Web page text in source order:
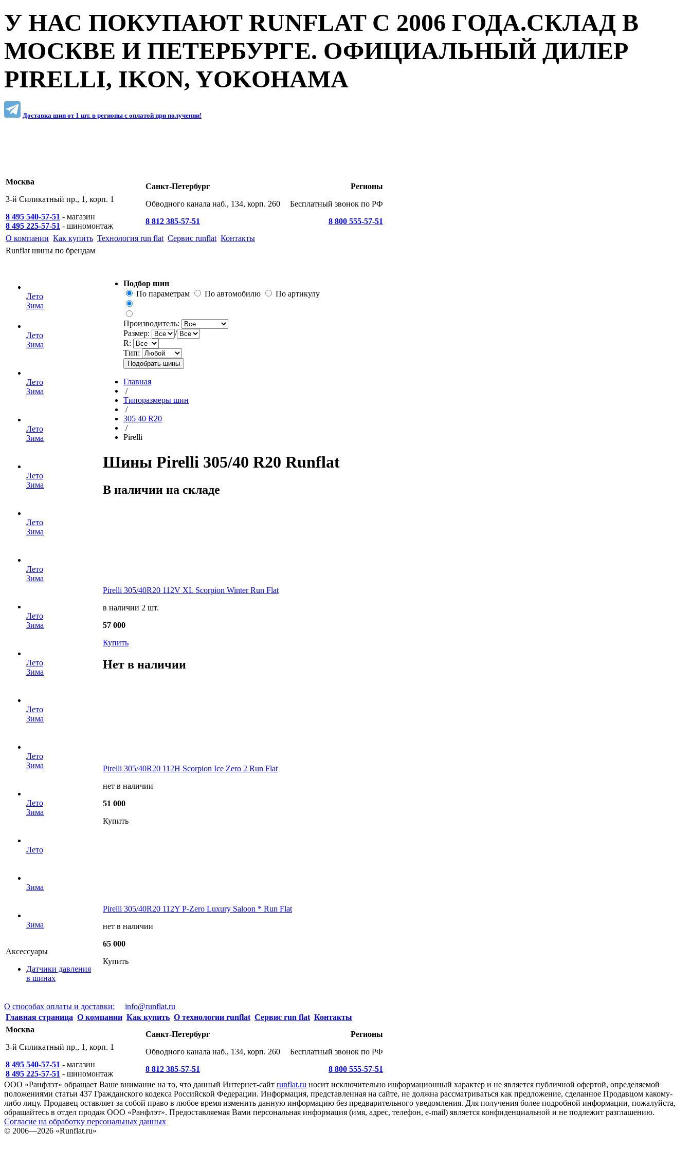
У НАС ПОКУПАЮТ RUNFLAT С 2006 ГОДА.СКЛАД В
МОСКВЕ И ПЕТЕРБУРГЕ. ОФИЦИАЛЬНЫЙ ДИЛЕР
PIRELLI, IKON, YOKOHAMA
Доставка шин от 1 шт. в регионы c оплатой при получении!
Москва
3-й Силикатный пр., 1, корп. 1
8 495 540-57-51 - магазин
8 495 225-57-51 - шиномонтаж
Санкт-Петербург
Обводного канала наб., 134, корп. 260
8 812 385-57-51
Регионы
Бесплатный звонок по РФ
8 800 555-57-51
О компании Как купить Технология run flat Сервис runflat Контакты
Runflat шины по брендам
Лето
Зима
Лето
Зима
Лето
Зима
Лето
Зима
Лето
Зима
Лето
Зима
Лето
Зима
Лето
Зима
Лето
Зима
Лето
Зима
Лето
Зима
Лето
Зима
Лето
Зима
Зима
Аксессуары
Датчики давления
в шинах
Подбор шин
По параметрам
По автомобилю По артикулу
Производитель:
Размер:
/
R:
Тип:
Главная
/
Типоразмеры шин
/
305 40 R20
/
Pirelli
Шины Pirelli 305/40 R20 Runflat
В наличии на складе
Pirelli 305/40R20 112V XL Scorpion Winter Run Flat
в наличии 2 шт.
57 000
Купить
Нет в наличии
Pirelli 305/40R20 112H Scorpion Ice Zero 2 Run Flat
нет в наличии
51 000
Купить
Pirelli 305/40R20 112Y P-Zero Luxury Saloon * Run Flat
нет в наличии
65 000
Купить
О способах оплаты и доставки:
info@runflat.ru
Главная страница О компании Как купить О технологии runflat Сервис run flat Контакты
Москва
3-й Силикатный пр., 1, корп. 1
8 495 540-57-51 - магазин
8 495 225-57-51 - шиномонтаж
Санкт-Петербург
Обводного канала наб., 134, корп. 260
8 812 385-57-51
Регионы
Бесплатный звонок по РФ
8 800 555-57-51
ООО «Ранфлэт» обращает Ваше внимание на то, что данный Интернет-сайт runflat.ru носит исключительно информационный характер и не является публичной офертой, определяемой
положениями статьи 437 Гражданского кодекса Российской Федерации. Информация, представленная на сайте, не должна рассматриваться как предложение, сделанное Продавцом какому-
либо лицу. Продавец оставляет за собой право в любое время изменить данную информацию без предварительного уведомления. Для получения более подробной информации, пожалуйста,
обращайтесь в отдел продаж ООО «Ранфлэт». Предоставляемая Вами персональная информация (имя, адрес, телефон, e-mail) является конфиденциальной и не подлежит разглашению.
Согласие на обработку персональных данных
© 2006—2026 «Runflat.ru»